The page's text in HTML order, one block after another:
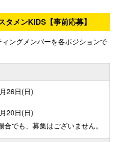
タメンKIDS【事前応募】
ングメンバーを各ポジションで
26日(日)
20日(日)
でも、募集はございません。